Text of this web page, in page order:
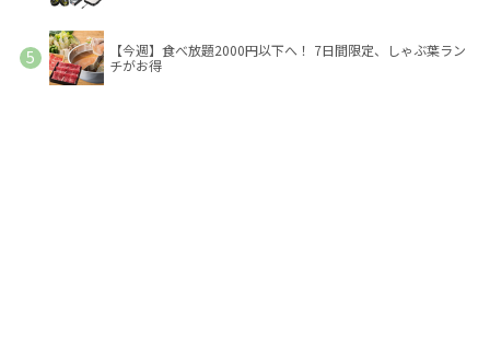
【今週】食べ放題2000円以下へ！ 7日間限定、しゃぶ葉ラン
チがお得